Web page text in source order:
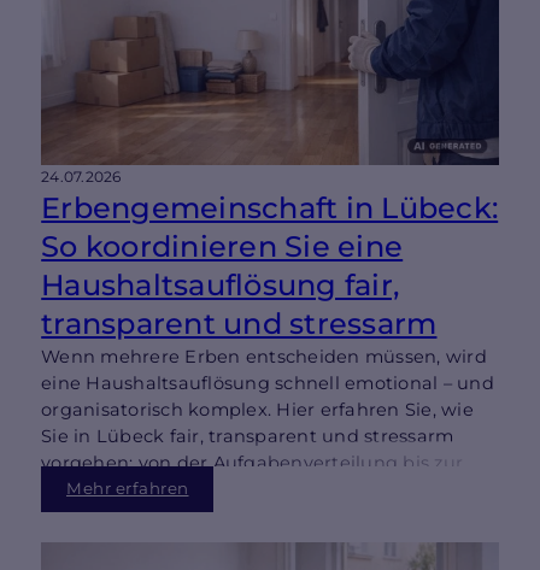
24.07.2026
Erbengemeinschaft in Lübeck:
So koordinieren Sie eine
Haushaltsauflösung fair,
transparent und stressarm
Wenn mehrere Erben entscheiden müssen, wird
eine Haushaltsauflösung schnell emotional – und
organisatorisch komplex. Hier erfahren Sie, wie
Sie in Lübeck fair, transparent und stressarm
vorgehen: von der Aufgabenverteilung bis zur
Wertanrechnung und besenreinen Übergabe.
Mehr erfahren